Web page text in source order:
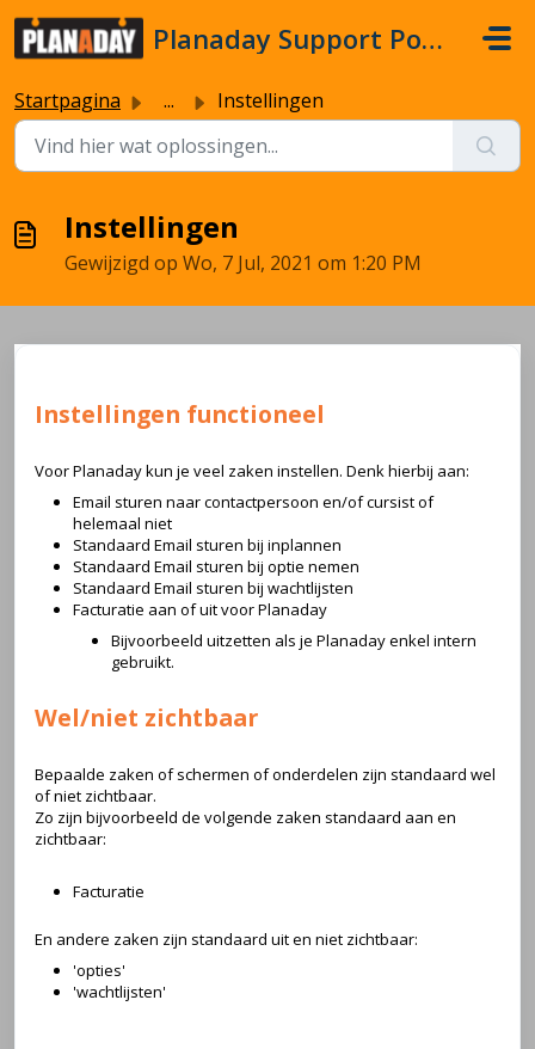
Doorgaan naar hoofdinhoud
Planaday Support Portal
Startpagina ... Instellingen
Instellingen
Gewijzigd op Wo, 7 Jul, 2021 om 1:20 PM
Instellingen functioneel
Voor Planaday kun je veel zaken instellen. Denk hierbij aan:
Email sturen naar contactpersoon en/of cursist of
helemaal niet
Standaard Email sturen bij inplannen
Standaard Email sturen bij optie nemen
Standaard Email sturen bij wachtlijsten
Facturatie aan of uit voor Planaday
Bijvoorbeeld uitzetten als je Planaday enkel intern
gebruikt.
Wel/niet zichtbaar
Bepaalde zaken of schermen of onderdelen zijn standaard wel
of niet zichtbaar.
Zo zijn bijvoorbeeld de volgende zaken standaard aan en
zichtbaar:
Facturatie
En andere zaken zijn standaard uit en niet zichtbaar:
'opties'
'wachtlijsten'